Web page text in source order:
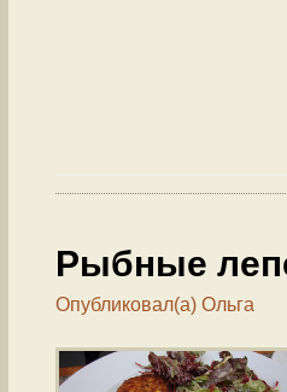
Рыбные
Опубликовал(а) Ольга